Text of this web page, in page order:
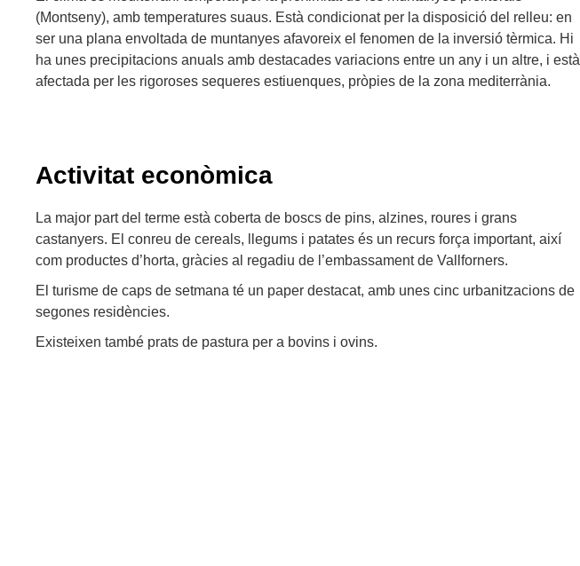
(Montseny), amb temperatures suaus. Està condicionat per la disposició del relleu: en
ser una plana envoltada de muntanyes afavoreix el fenomen de la inversió tèrmica. Hi
ha unes precipitacions anuals amb destacades variacions entre un any i un altre, i està
afectada per les rigoroses sequeres estiuenques, pròpies de la zona mediterrània.
Activitat econòmica
La major part del terme està coberta de boscs de pins, alzines, roures i grans
castanyers. El conreu de cereals, llegums i patates és un recurs força important, així
com productes d’horta, gràcies al regadiu de l’embassament de Vallforners.
El turisme de caps de setmana té un paper destacat, amb unes cinc urbanitzacions de
segones residències.
Existeixen també prats de pastura per a bovins i ovins.